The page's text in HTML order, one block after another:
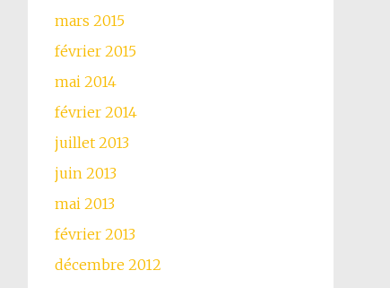
mars 2015
février 2015
mai 2014
février 2014
juillet 2013
juin 2013
mai 2013
février 2013
décembre 2012